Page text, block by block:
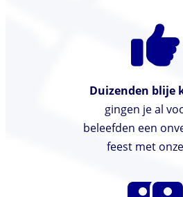
Duizenden blije
gingen je al
beleefden een
feest met onze